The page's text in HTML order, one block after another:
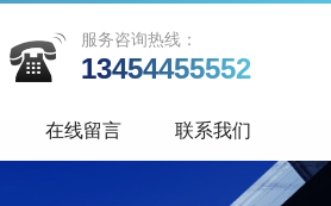
服务咨询热线：
13454455552
在线留言 联系我们